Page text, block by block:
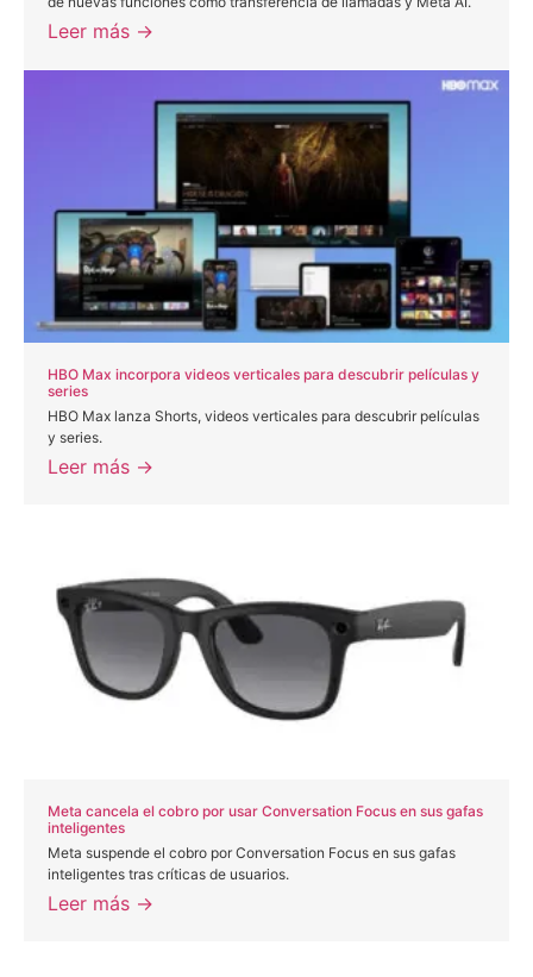
Leer más →
HBO Max incorpora videos verticales para descubrir películas y
series
HBO Max lanza Shorts, videos verticales para descubrir películas
y series.
Leer más →
Meta cancela el cobro por usar Conversation Focus en sus gafas
inteligentes
Meta suspende el cobro por Conversation Focus en sus gafas
inteligentes tras críticas de usuarios.
Leer más →